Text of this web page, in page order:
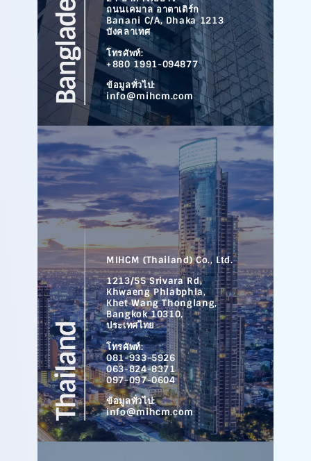
ถนนเคมาล อาตาเติร์ก
Banani C/A, Dhaka 1213
บังคลาเทศ
โทรศัพท์:
+880 1991-094877
ข้อมูลทั่วไป:
info@mihcm.com
MIHCM (Thailand) Co., Ltd.
1213/55 Srivara Rd,
Khwaeng Phlabphla,
Khet Wang Thonglang,
Bangkok 10310,
ประเทศไทย
โทรศัพท์:
081-933-5926
063-824-8371
097-097-0604
ข้อมูลทั่วไป:
info@mihcm.com